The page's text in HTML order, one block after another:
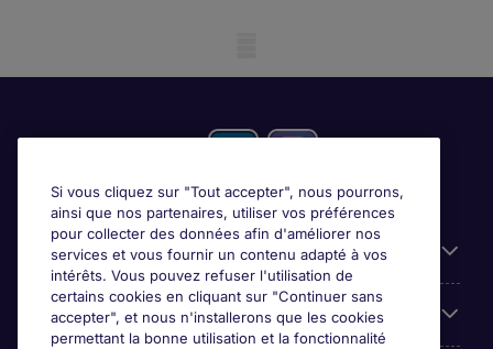
Candidats
Entreprises
Si vous cliquez sur "Tout accepter", nous pourrons,
ainsi que nos partenaires, utiliser vos préférences
pour collecter des données afin d'améliorer nos
services et vous fournir un contenu adapté à vos
intérêts. Vous pouvez refuser l'utilisation de
certains cookies en cliquant sur "Continuer sans
accepter", et nous n'installerons que les cookies
permettant la bonne utilisation et la fonctionnalité